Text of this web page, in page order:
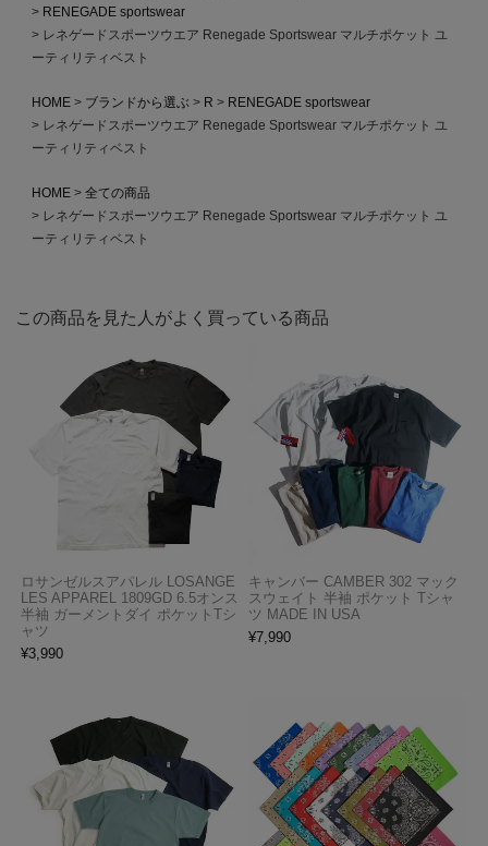
RENEGADE sportswear
レネゲードスポーツウエア Renegade Sportswear マルチポケット ユ
ーティリティベスト
HOME ブランドから選ぶ R
RENEGADE sportswear
レネゲードスポーツウエア Renegade Sportswear マルチポケット ユ
ーティリティベスト
HOME
全ての商品
レネゲードスポーツウエア Renegade Sportswear マルチポケット ユ
ーティリティベスト
この商品を見た人がよく買っている商品
ロサンゼルスアパレル LOSANGE
LES APPAREL 1809GD 6.5オンス
半袖 ガーメントダイ ポケットTシ
ャツ
¥3,990
キャンバー CAMBER 302 マック
スウェイト 半袖 ポケット Tシャ
ツ MADE IN USA
¥7,990